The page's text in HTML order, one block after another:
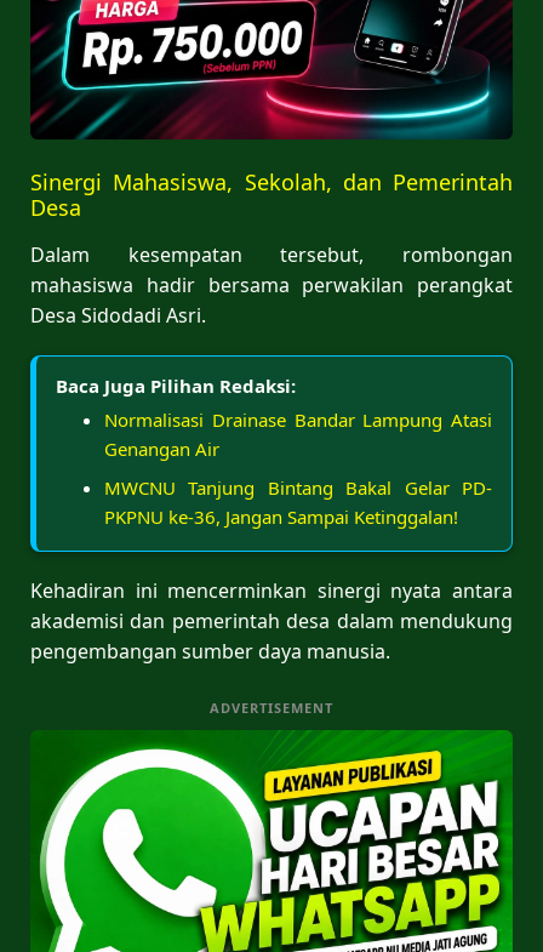
Sinergi Mahasiswa, Sekolah, dan Pemerintah
Desa
Dalam kesempatan tersebut, rombongan
mahasiswa hadir bersama perwakilan perangkat
Desa Sidodadi Asri.
Baca Juga Pilihan Redaksi:
Normalisasi Drainase Bandar Lampung Atasi
Genangan Air
MWCNU Tanjung Bintang Bakal Gelar PD-
PKPNU ke-36, Jangan Sampai Ketinggalan!
Kehadiran ini mencerminkan sinergi nyata antara
akademisi dan pemerintah desa dalam mendukung
pengembangan sumber daya manusia.
ADVERTISEMENT